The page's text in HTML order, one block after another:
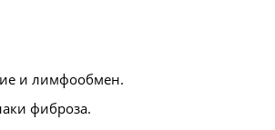
и лимфообмен.
фиброза.